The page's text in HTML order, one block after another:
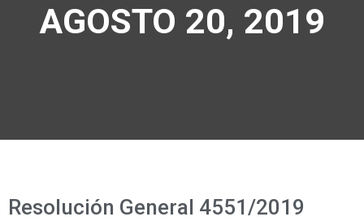
AGOSTO 20, 2019
Resolución General 4551/2019